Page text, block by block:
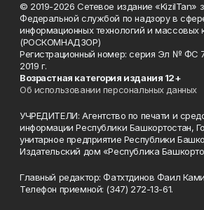
© 2019-2026 Сетевое издание «KizilTan»
Федеральной службой по надзору в
информационных технологий и массовых
(РОСКОМНАДЗОР)
Регистрационный номер: серия Эл № ФС
2019 г.
Возрастная категория издания 12+
Об использовании персональных данных
УЧРЕДИТЕЛИ: Агентство по печати и
информации Республики Башкортостан,
унитарное предприятие Республики
Издательский дом «Республика
Главный редактор: Фатхтдинов Фаил
Телефон приемной: (347) 272-13-61.